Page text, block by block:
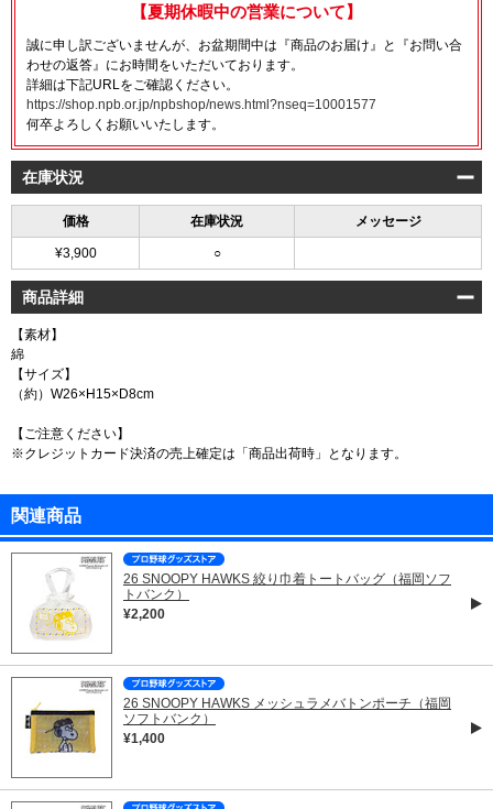
【夏期休暇中の営業について】
誠に申し訳ございませんが、お盆期間中は『商品のお届け』と『お問い合
わせの返答』にお時間をいただいております。
詳細は下記URLをご確認ください。
https://shop.npb.or.jp/npbshop/news.html?nseq=10001577
何卒よろしくお願いいたします。
在庫状況
価格 在庫状況 メッセージ
¥3,900 ○
商品詳細
【素材】
綿
【サイズ】
（約）W26×H15×D8cm
【ご注意ください】
※クレジットカード決済の売上確定は「商品出荷時」となります。
関連商品
26 SNOOPY HAWKS 絞り巾着トートバッグ（福岡ソフ
トバンク）
¥2,200
26 SNOOPY HAWKS メッシュラメバトンポーチ（福岡
ソフトバンク）
¥1,400